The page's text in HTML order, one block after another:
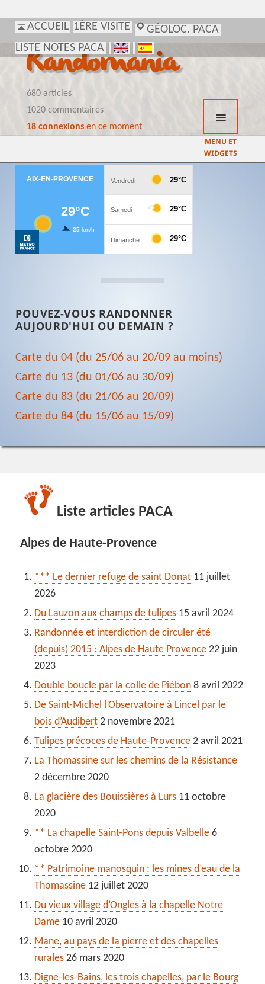
ACCUEIL 1ÈRE VISITE
GÉOLOC. PACA
LISTE NOTES PACA
Randomania
680 articles
1020 commentaires
18 connexionsen ce moment
MENU ET
WIDGETS
POUVEZ-VOUS RANDONNER
AUJOURD'HUI OU DEMAIN ?
Carte du 04 (du 25/06 au 20/09 au moins)
Carte du 13 (du 01/06 au 30/09)
Carte du 83 (du 21/06 au 20/09)
Carte du 84 (du 15/06 au 15/09)
Liste articles PACA
Alpes de Haute-Provence
*** Le dernier refuge de saint Donat 11 juillet
2026
Du Lauzon aux champs de tulipes 15 avril 2024
Randonnée et interdiction de circuler été
(depuis) 2015 : Alpes de Haute Provence 22 juin
2023
Double boucle par la colle de Piébon 8 avril 2022
De Saint-Michel l’Observatoire à Lincel par le
bois d’Audibert 2 novembre 2021
Tulipes précoces de Haute-Provence 2 avril 2021
La Thomassine sur les chemins de la Résistance
2 décembre 2020
La glacière des Bouissières à Lurs 11 octobre
2020
** La chapelle Saint-Pons depuis Valbelle 6
octobre 2020
** Patrimoine manosquin : les mines d’eau de la
Thomassine 12 juillet 2020
Du vieux village d’Ongles à la chapelle Notre
Dame 10 avril 2020
Mane, au pays de la pierre et des chapelles
rurales 26 mars 2020
Digne-les-Bains, les trois chapelles, par le Bourg